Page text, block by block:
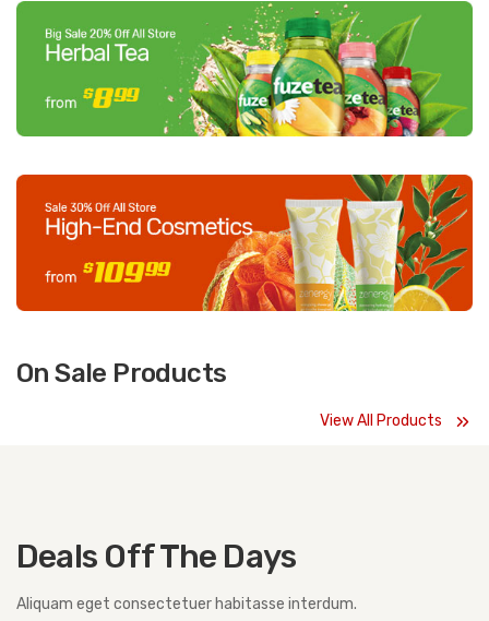
On Sale Products
View All Products
Deals Off The Days
Aliquam eget consectetuer habitasse interdum.